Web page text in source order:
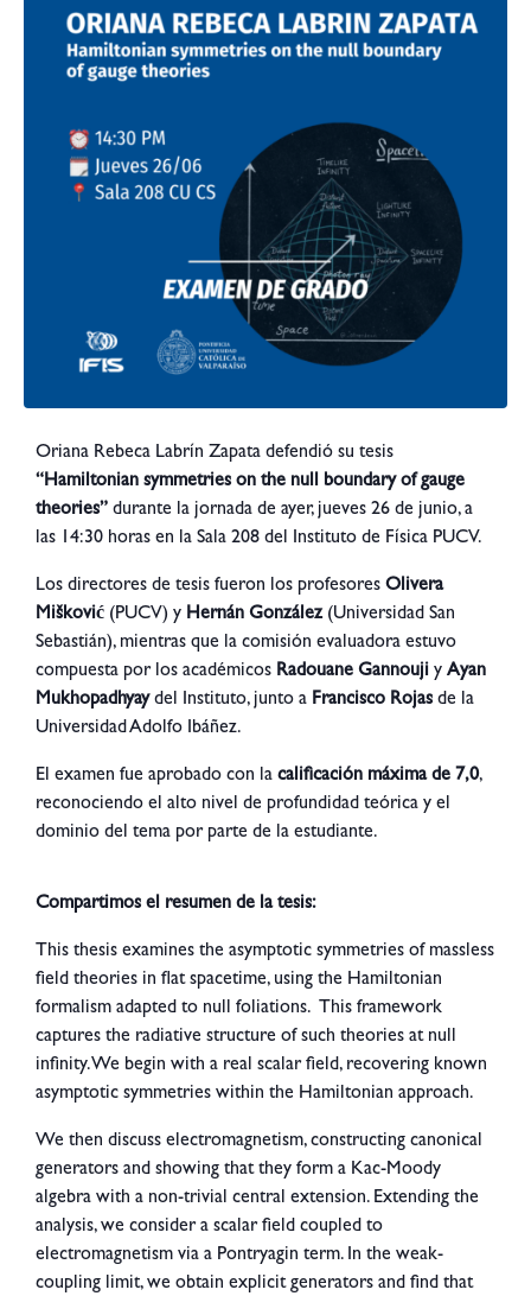
Oriana Rebeca Labrín Zapata defendió su tesis
“Hamiltonian symmetries on the null boundary of gauge
theories” durante la jornada de ayer, jueves 26 de junio, a
las 14:30 horas en la Sala 208 del Instituto de Física PUCV.
Los directores de tesis fueron los profesores Olivera
Mišković (PUCV) y Hernán González(Universidad San
Sebastián), mientras que la comisión evaluadora estuvo
compuesta por los académicos Radouane Gannouji y Ayan
Mukhopadhyaydel Instituto, junto a Francisco Rojas de la
Universidad Adolfo Ibáñez.
El examen fue aprobado con la calificación máxima de 7,0,
reconociendo el alto nivel de profundidad teórica y el
dominio del tema por parte de la estudiante.
Compartimos el resumen de la tesis:
This thesis examines the asymptotic symmetries of massless
field theories in flat spacetime, using the Hamiltonian
formalism adapted to null foliations. This framework
captures the radiative structure of such theories at null
infinity. We begin with a real scalar field, recovering known
asymptotic symmetries within the Hamiltonian approach.
We then discuss electromagnetism, constructing canonical
generators and showing that they form a Kac-Moody
algebra with a non-trivial central extension. Extending the
analysis, we consider a scalar field coupled to
electromagnetism via a Pontryagin term. In the weak-
coupling limit, we obtain explicit generators and find that